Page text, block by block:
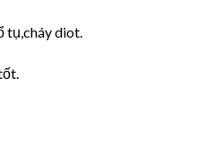
tụ,cháy diot.